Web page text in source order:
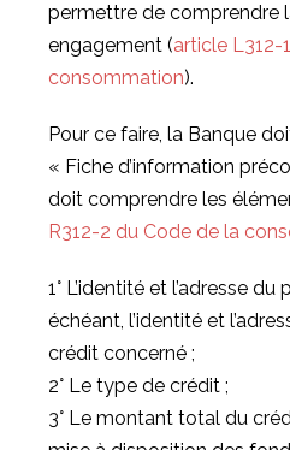
permettre de comprendre
engagement (article L312-
consommation).
Pour ce faire, la Banque
« Fiche d’information
doit comprendre les
R312-2 du Code de la
1° L’identité et l’adresse
échéant, l’identité et
crédit concerné ;
2° Le type de crédit ;
3° Le montant total du